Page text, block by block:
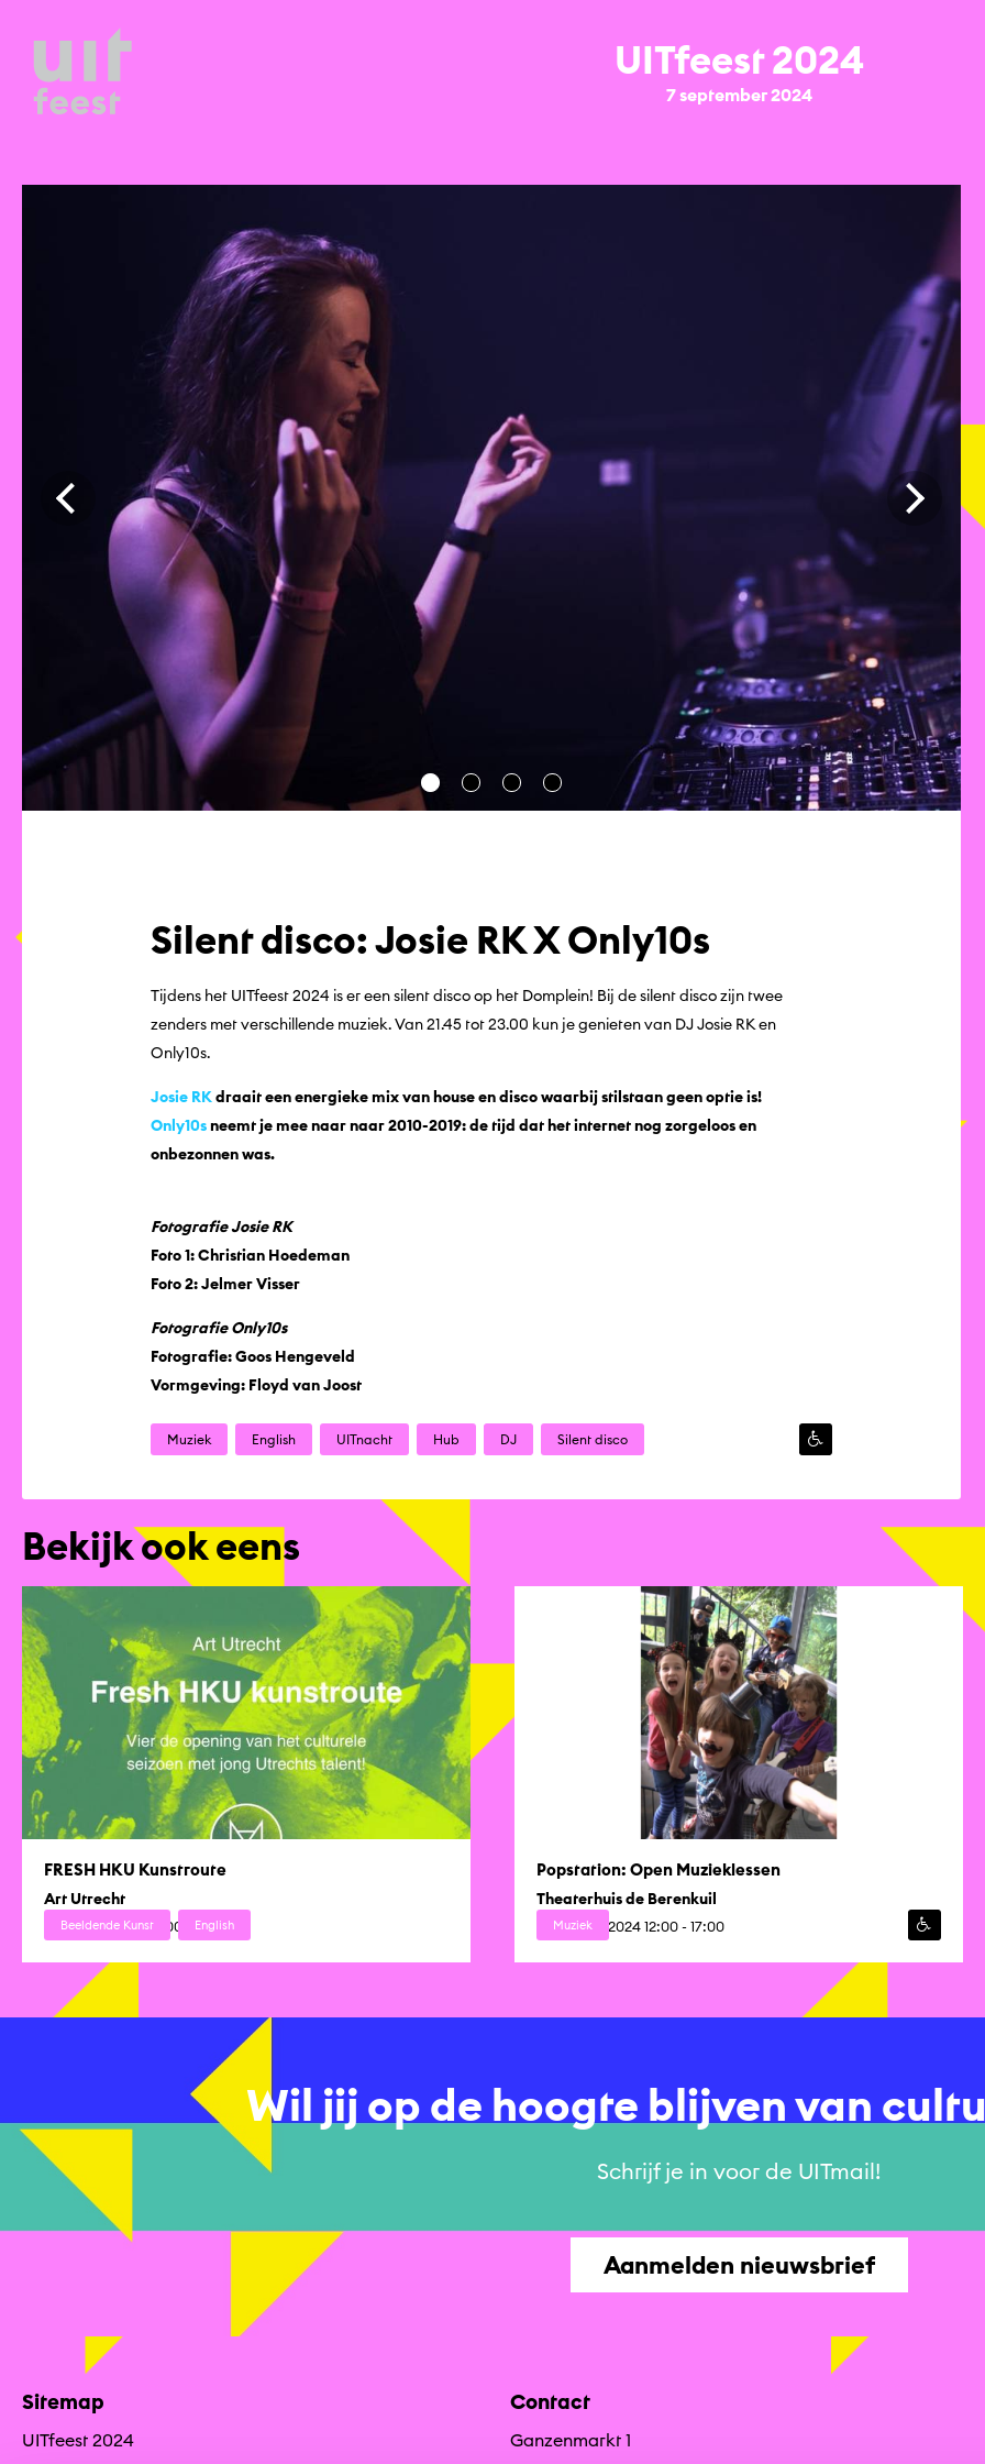
UITfeest 2024
7 september 2024
4
Silent disco: Josie RK X Only10s
Tijdens het UITfeest 2024 is er een silent disco op het Domplein! Bij de silent disco zijn twee
zenders met verschillende muziek. Van 21.45 tot 23.00 kun je genieten van DJ Josie RK en
Only10s.
Josie RKdraait een energieke mix van house en disco waarbij stilstaan geen optie is!
Only10sneemt je mee naar naar 2010-2019: de tijd dat het internet nog zorgeloos en
onbezonnen was.
Fotografie Josie RK
Foto 1: Christian Hoedeman
Foto 2: Jelmer Visser
Fotografie Only10s
Fotografie: Goos Hengeveld
Vormgeving: Floyd van Joost
Muziek English UITnacht Hub DJ Silent disco
Bekijk ook eens
FRESH HKU Kunstroute
Art Utrecht
Za 07 sep. 2024 11:00 - 18:00
Beeldende Kunst English
Popstation: Open Muzieklessen
Theaterhuis de Berenkuil
Za 07 sep. 2024 12:00 - 17:00
Muziek
Wil jij op de hoogte blijven van
Schrijf je in voor de UITmail!
Aanmelden nieuwsbrief
Sitemap
UITfeest 2024
Contact
Ganzenmarkt 1